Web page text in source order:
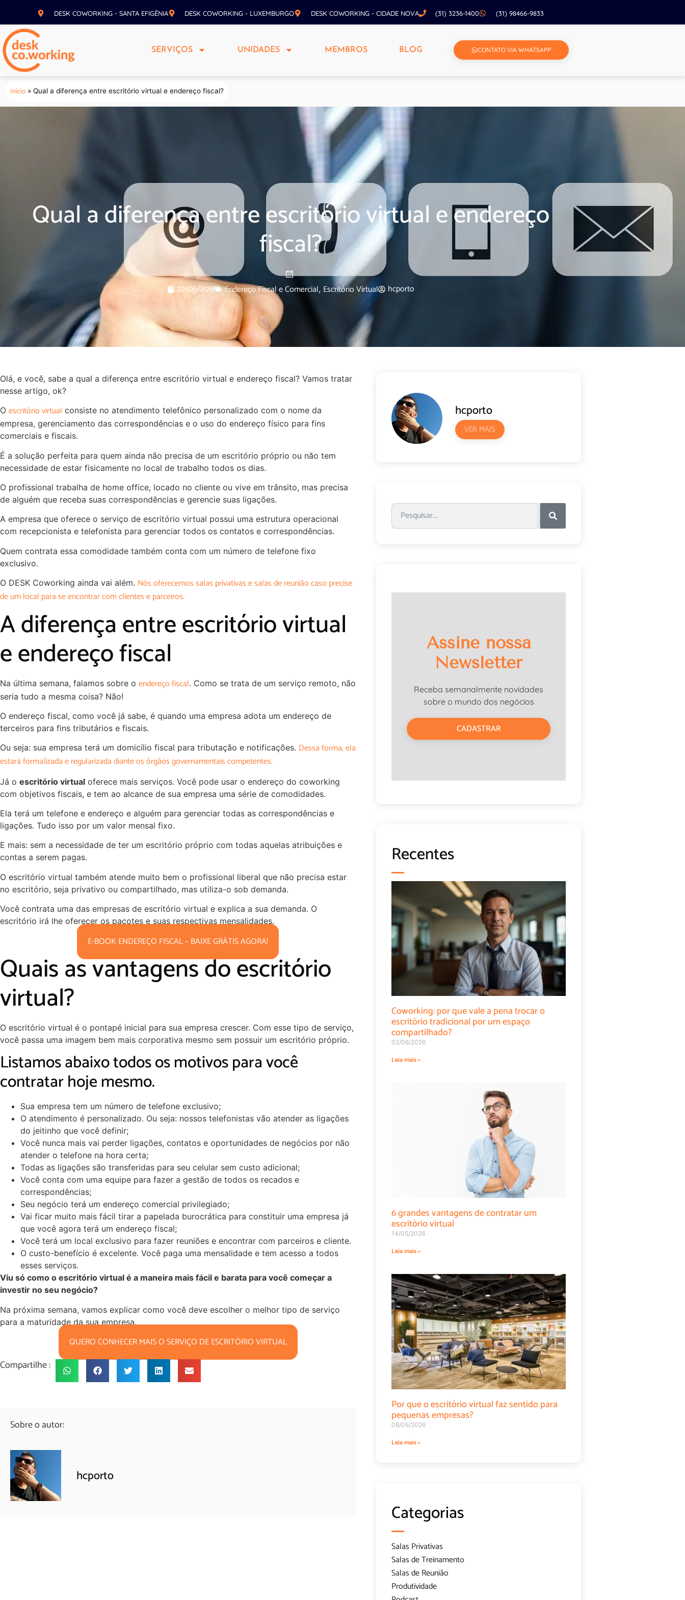
DESK COWORKING - SANTA EFIGÊNIA DESK COWORKING - LUXEMBURGO DESK COWORKING - CIDADE NOVA (31) 3236-1400 (31) 98466-9833
SERVIÇOS UNIDADES MEMBROS BLOG CONTATO VIA WHATSAPP
Início » Qual a diferença entre escritório virtual e endereço fiscal?
Qual a diferença entre escritório virtual e endereço
fiscal?
22/06/2018 Endereço Fiscal e Comercial, Escritório Virtual hcporto
Olá, e você, sabe a qual a diferença entre escritório virtual e endereço fiscal? Vamos tratar
nesse artigo, ok?
O escritório virtual consiste no atendimento telefônico personalizado com o nome da
empresa, gerenciamento das correspondências e o uso do endereço físico para fins
comerciais e fiscais.
É a solução perfeita para quem ainda não precisa de um escritório próprio ou não tem
necessidade de estar fisicamente no local de trabalho todos os dias.
O profissional trabalha de home office, locado no cliente ou vive em trânsito, mas precisa
de alguém que receba suas correspondências e gerencie suas ligações.
A empresa que oferece o serviço de escritório virtual possui uma estrutura operacional
com recepcionista e telefonista para gerenciar todos os contatos e correspondências.
Quem contrata essa comodidade também conta com um número de telefone fixo
exclusivo.
O DESK Coworking ainda vai além. Nós oferecemos salas privativas e salas de reunião caso precise
de um local para se encontrar com clientes e parceiros.
A diferença entre escritório virtual
e endereço fiscal
Na última semana, falamos sobre o endereço fiscal. Como se trata de um serviço remoto, não
seria tudo a mesma coisa? Não!
O endereço fiscal, como você já sabe, é quando uma empresa adota um endereço de
terceiros para fins tributários e fiscais.
Ou seja: sua empresa terá um domicílio fiscal para tributação e notificações. Dessa forma, ela
estará formalizada e regularizada diante os órgãos governamentais competentes.
Já o escritório virtual oferece mais serviços. Você pode usar o endereço do coworking
com objetivos fiscais, e tem ao alcance de sua empresa uma série de comodidades.
Ela terá um telefone e endereço e alguém para gerenciar todas as correspondências e
ligações. Tudo isso por um valor mensal fixo.
E mais: sem a necessidade de ter um escritório próprio com todas aquelas atribuições e
contas a serem pagas.
O escritório virtual também atende muito bem o profissional liberal que não precisa estar
no escritório, seja privativo ou compartilhado, mas utiliza-o sob demanda.
Você contrata uma das empresas de escritório virtual e explica a sua demanda. O
escritório irá lhe oferecer os pacotes e suas respectivas mensalidades.
E-BOOK ENDEREÇO FISCAL – BAIXE GRÁTIS AGORA!
Quais as vantagens do escritório
virtual?
O escritório virtual é o pontapé inicial para sua empresa crescer. Com esse tipo de serviço,
você passa uma imagem bem mais corporativa mesmo sem possuir um escritório próprio.
Listamos abaixo todos os motivos para você
contratar hoje mesmo.
Sua empresa tem um número de telefone exclusivo;
O atendimento é personalizado. Ou seja: nossos telefonistas vão atender as ligações
do jeitinho que você definir;
Você nunca mais vai perder ligações, contatos e oportunidades de negócios por não
atender o telefone na hora certa;
Todas as ligações são transferidas para seu celular sem custo adicional;
Você conta com uma equipe para fazer a gestão de todos os recados e
correspondências;
Seu negócio terá um endereço comercial privilegiado;
Vai ficar muito mais fácil tirar a papelada burocrática para constituir uma empresa já
que você agora terá um endereço fiscal;
Você terá um local exclusivo para fazer reuniões e encontrar com parceiros e cliente.
O custo-benefício é excelente. Você paga uma mensalidade e tem acesso a todos
esses serviços.
Viu só como o escritório virtual é a maneira mais fácil e barata para você começar a
investir no seu negócio?
Na próxima semana, vamos explicar como você deve escolher o melhor tipo de serviço
para a maturidade da sua empresa.
QUERO CONHECER MAIS O SERVIÇO DE ESCRITÓRIO VIRTUAL
Compartilhe :
Sobre o autor:
hcporto
hcporto
VER MAIS
Assine nossa
Newsletter
Receba semanalmente novidades
sobre o mundo dos negócios
CADASTRAR
Recentes
Coworking: por que vale a pena trocar o
escritório tradicional por um espaço
compartilhado?
02/06/2026
Leia mais »
6 grandes vantagens de contratar um
escritório virtual
14/05/2026
Leia mais »
Por que o escritório virtual faz sentido para
pequenas empresas?
08/05/2026
Leia mais »
Categorias
Salas Privativas
Salas de Treinamento
Salas de Reunião
Produtividade